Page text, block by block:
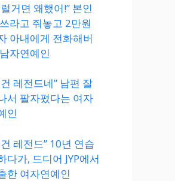
거면 왜했어!” 본인
라고 줘놓고 2만원
아내에게 전화해버
자연예인
레전드네” 남편 잘
서 팔자폈다는 여자
인
레전드” 10년 연습
다가, 드디어 JYP에서
한 여자연예인